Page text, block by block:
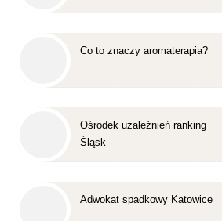
Co to znaczy aromaterapia?
Ośrodek uzależnień ranking
Śląsk
Adwokat spadkowy Katowice